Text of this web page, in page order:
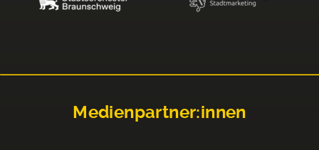
Medienpartner:innen